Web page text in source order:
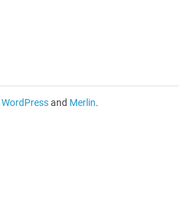
WordPressand Merlin.